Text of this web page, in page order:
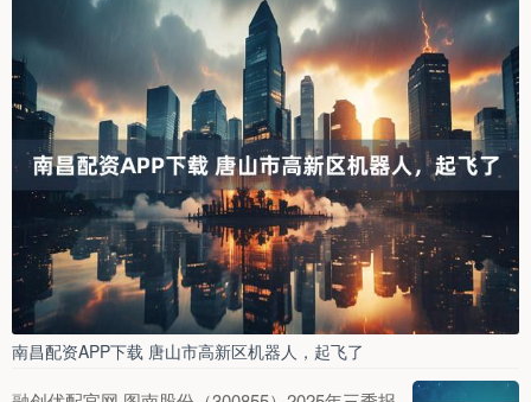
南昌配资APP下载 唐山市高新区机器人，起飞了